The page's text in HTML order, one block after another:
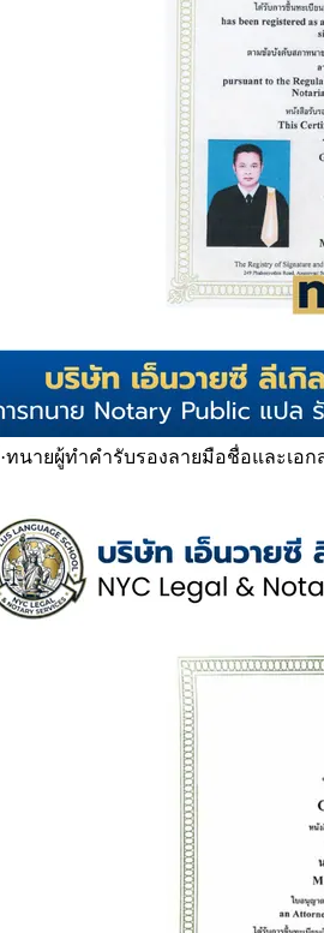
·ทนายผู้ทำคำรับรองลายมือชื่อและเอก